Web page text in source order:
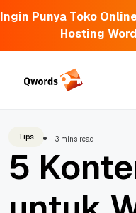
Ingin Punya Toko
Hosting
Tips 3 mins read
5